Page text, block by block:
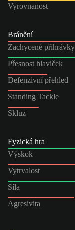
Vyrovnanost
Bránění
Zachycené přihrávky
Přesnost hlaviček
Defenzivní přehled
Standing Tackle
Skluz
Fyzická hra
Výskok
Vytrvalost
Síla
Agresivita